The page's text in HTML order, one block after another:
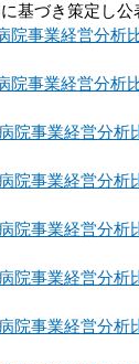
基づき策定し公
院事業経営分析
院事業経営分析
院事業経営分析
院事業経営分析
院事業経営分析
院事業経営分析
院事業経営分析